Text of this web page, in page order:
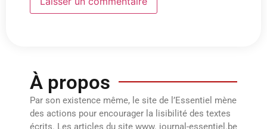
À propos
Par son existence même, le site de l’Essentiel mène
des actions pour encourager la lisibilité des textes
écrits. Les articles du site www. journal-essentiel.be